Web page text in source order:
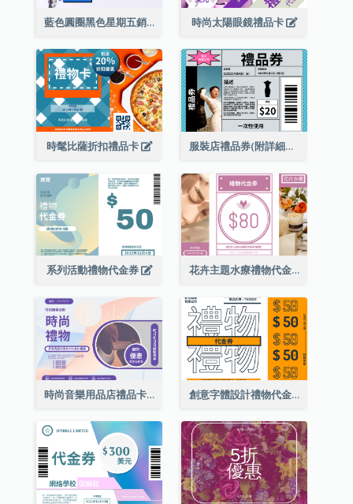
藍色圓圈黑色星期五銷售禮品卡 時尚太陽眼鏡禮品卡
時髦比薩折扣禮品卡 服裝店禮品券(附詳細資訊)
系列活動禮物代金券 花卉主題水療禮物代金券
時尚音樂用品店禮品卡 創意字體設計禮物代金券